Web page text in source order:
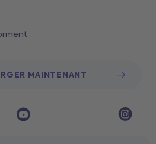
MAINTENANT